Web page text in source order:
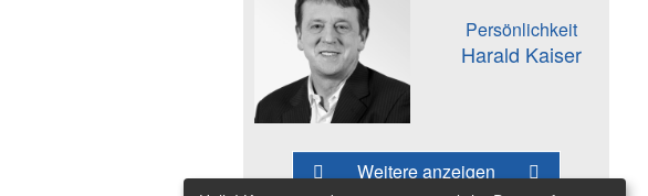
Persönlichkeit
Harald Kaiser
Weitere anzeigen